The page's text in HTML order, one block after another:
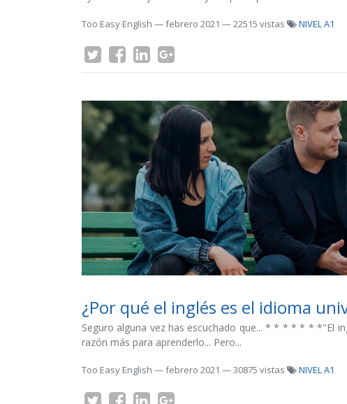
Too Easy English —febrero 2021 — 22515 vistas NIVEL A1
¿Por qué el inglés es el idioma
Seguro alguna vez has escuchado que... * * * * * * *"El
razón más para aprenderlo... Pero...
Too Easy English —febrero 2021 — 30875 vistas NIVEL A1